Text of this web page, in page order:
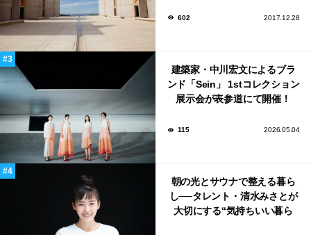
602 2017.12.28
建築家・中川宏文によるブラ
ンド「Sein」 1stコレクション
展示会が表参道にて開催！
115 2026.05.04
朝の光とサウナで整える暮ら
し──タレント・清水みさとが
大切にする“気持ちいい暮ら